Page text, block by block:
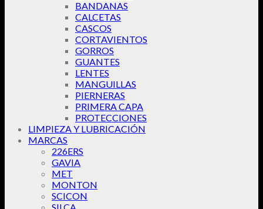
BANDANAS
CALCETAS
CASCOS
CORTAVIENTOS
GORROS
GUANTES
LENTES
MANGUILLAS
PIERNERAS
PRIMERA CAPA
PROTECCIONES
LIMPIEZA Y LUBRICACIÓN
MARCAS
226ERS
GAVIA
MET
MONTON
SCICON